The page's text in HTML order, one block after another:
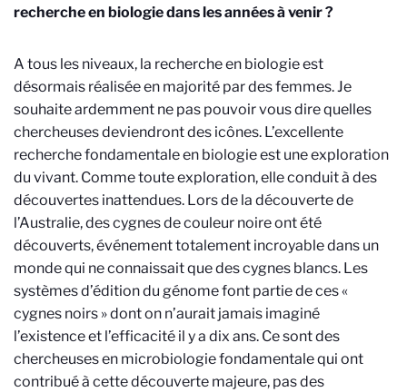
recherche en biologie dans les années à venir ?
A tous les niveaux, la recherche en biologie est
désormais réalisée en majorité par des femmes. Je
souhaite ardemment ne pas pouvoir vous dire quelles
chercheuses deviendront des icônes. L’excellente
recherche fondamentale en biologie est une exploration
du vivant. Comme toute exploration, elle conduit à des
découvertes inattendues. Lors de la découverte de
l’Australie, des cygnes de couleur noire ont été
découverts, événement totalement incroyable dans un
monde qui ne connaissait que des cygnes blancs. Les
systèmes d’édition du génome font partie de ces «
cygnes noirs » dont on n’aurait jamais imaginé
l’existence et l’efficacité il y a dix ans. Ce sont des
chercheuses en microbiologie fondamentale qui ont
contribué à cette découverte majeure, pas des